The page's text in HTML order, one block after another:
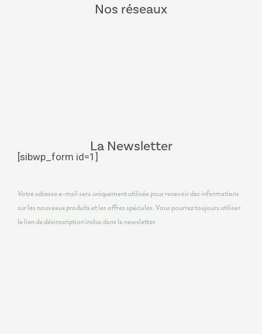
Nos réseaux
La Newsletter
[sibwp_form id=1]
Votre adresse e-mail sera uniquement utilisée pour recevoir des informations
sur les nouveaux produits et les offres spéciales. Vous pourrez toujours utiliser
le lien de désinscription inclus dans la newsletter.